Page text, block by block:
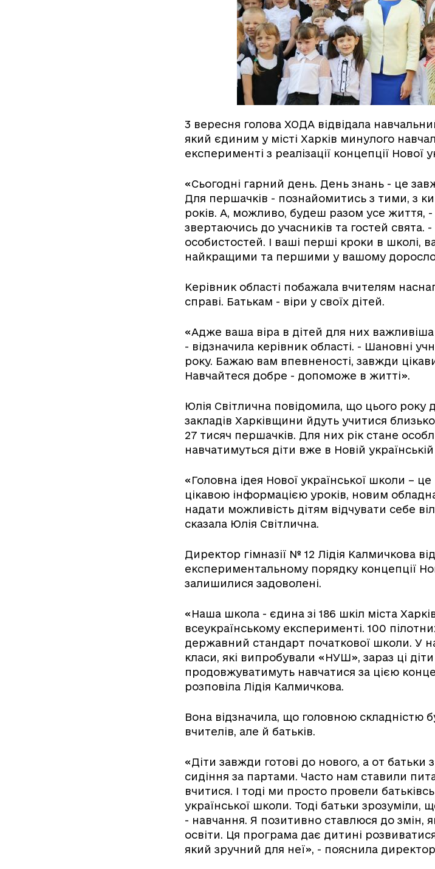
3 вересня голова ХОДА відвідала
який єдиним у місті Харків минулого
експерименті з реалізації концепції Нової
«Сьогодні гарний день. День знань - це
Для першачків - познайомитись з тими, з
років. А, можливо, будеш разом усе життя, -
звертаючись до учасників та гостей свята. -
особистостей. І ваші перші кроки в школі,
найкращими та першими у вашому
Керівник області побажала вчителям
справі. Батькам - віри у своїх дітей.
«Адже ваша віра в дітей для них важливіша
- відзначила керівник області. - Шановні
року. Бажаю вам впевненості, завжди
Навчайтеся добре - допоможе в житті».
Юлія Світлична повідомила, що цього року
закладів Харківщини йдуть учитися
27 тисяч першачків. Для них рік стане
навчатимуться діти вже в Новій
«Головна ідея Нової української школи –
цікавою інформацією уроків, новим
надати можливість дітям відчувати себе
сказала Юлія Світлична.
Директор гімназії № 12 Лідія Калмичкова
експериментальному порядку концепції
залишилися задоволені.
«Наша школа - єдина зі 186 шкіл міста
всеукраїнському експерименті. 100
державний стандарт початкової школи. У
класи, які випробували «НУШ», зараз ці
продовжуватимуть навчатися за цією
розповіла Лідія Калмичкова.
Вона відзначила, що головною складністю
вчителів, але й батьків.
«Діти завжди готові до нового, а от
сидіння за партами. Часто нам ставили
вчитися. І тоді ми просто провели
української школи. Тоді батьки зрозуміли,
- навчання. Я позитивно ставлюся до змін,
освіти. Ця програма дає дитині
який зручний для неї», - пояснила директор